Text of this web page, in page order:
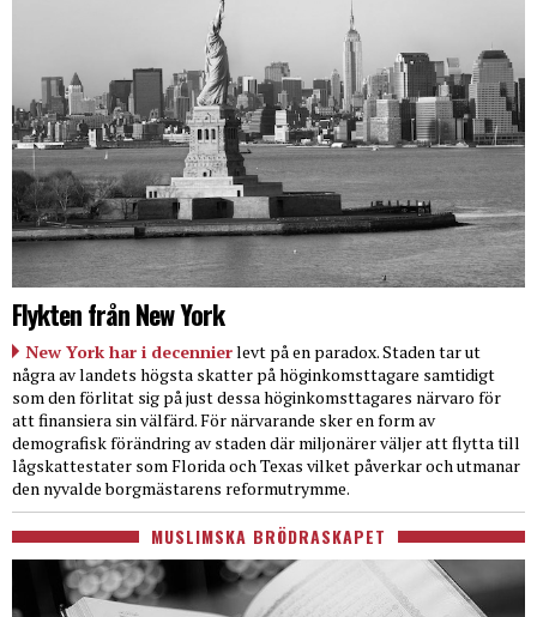
Flykten från New York
New York har i decennierlevt på en paradox. Staden tar ut
några av landets högsta skatter på höginkomsttagare samtidigt
som den förlitat sig på just dessa höginkomsttagares närvaro för
att finansiera sin välfärd. För närvarande sker en form av
demografisk förändring av staden där miljonärer väljer att flytta till
lågskattestater som Florida och Texas vilket påverkar och utmanar
den nyvalde borgmästarens reformutrymme.
MUSLIMSKA BRÖDRASKAPET